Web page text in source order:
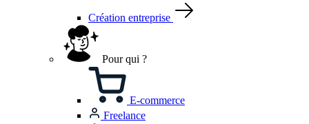
Création entreprise
Pour qui ?
E-commerce
Freelance